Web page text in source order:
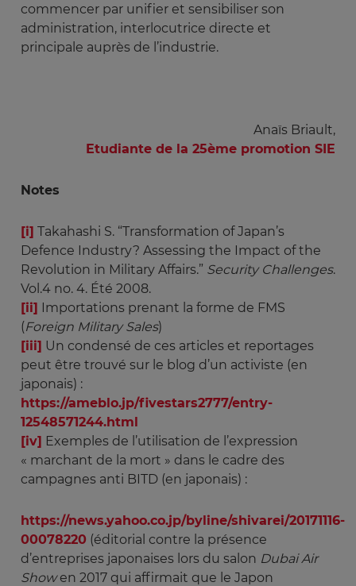
commencer par unifier et sensibiliser son
administration, interlocutrice directe et
principale auprès de l’industrie.
Anaïs Briault,
Etudiante de la 25ème promotion SIE
Notes
[i] Takahashi S. “Transformation of Japan’s
Defence Industry? Assessing the Impact of the
Revolution in Military Affairs.” Security Challenges.
Vol.4 no. 4. Été 2008.
[ii] Importations prenant la forme de FMS
(Foreign Military Sales)
[iii] Un condensé de ces articles et reportages
peut être trouvé sur le blog d’un activiste (en
japonais) :
https://ameblo.jp/fivestars2777/entry-
12548571244.html
[iv] Exemples de l’utilisation de l’expression
« marchant de la mort » dans le cadre des
campagnes anti BITD (en japonais) :
https://news.yahoo.co.jp/byline/shivarei/20171116-
00078220 (éditorial contre la présence
d’entreprises japonaises lors du salon Dubai Air
Showen 2017 qui affirmait que le Japon